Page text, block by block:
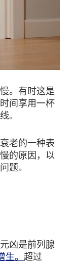
。有时这是
间享用一杯
。
老的一种表
的原因，以
题。
凶是前列腺
。 超过